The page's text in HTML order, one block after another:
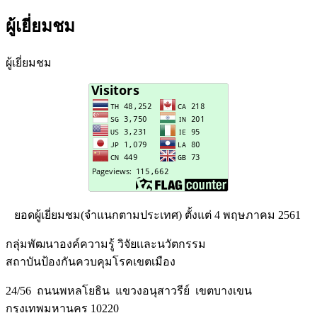
ผู้เยี่ยมชม
ผู้เยี่ยมชม
ยอดผู้เยี่ยมชม(จำแนกตามประเทศ) ตั้งแต่ 4 พฤษภาคม 2561
กลุ่มพัฒนาองค์ความรู้ วิจัยเเละนวัตกรรม
สถาบันป้องกันควบคุมโรคเขตเมือง
24/56 ถนนพหลโยธิน แขวงอนุสาวรีย์ เขตบางเขน
กรุงเทพมหานคร 10220